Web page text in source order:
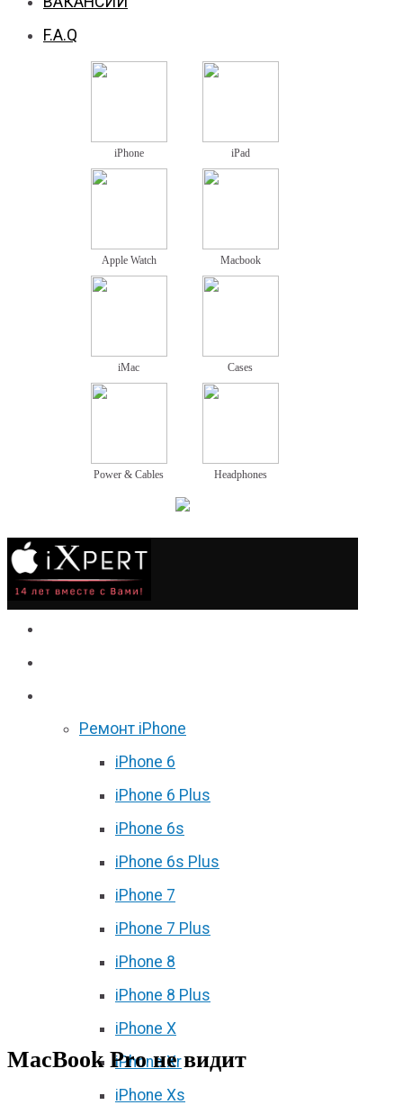
F.A.Q
iPhone iPad
Apple Watch Macbook
iMac Cases
Power & Cables Headphones
Ремонт iPhone
iPhone 6
iPhone 6 Plus
iPhone 6s
iPhone 6s Plus
iPhone 7
iPhone 7 Plus
iPhone 8
iPhone 8 Plus
iPhone X
iPhone Xr
iPhone Xs
MacBook Pro не видит